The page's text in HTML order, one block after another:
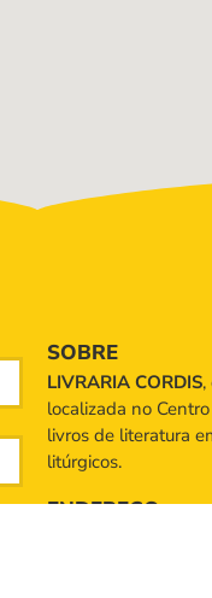
SOBRE
LIVRARIA CORDIS
localizada no
livros de literatura
litúrgicos.
ENDEREÇO